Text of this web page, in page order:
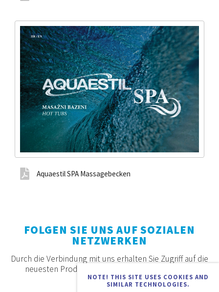
Aquaestil SPA Massagebecken
NOTE! THIS SITE USES COOKIES AND
SIMILAR TECHNOLOGIES.
FOLGEN SIE UNS AUF SOZIALEN
NETZWERKEN
Durch die Verbindung mit uns erhalten Sie Zugriff auf die
neuesten Produkte, Angebote und Neuigkeiten.